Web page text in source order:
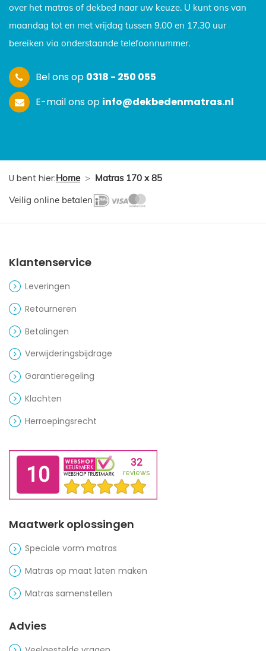
over het matras of dekbed naar uw keuze. U kunt ons van
maandag tot en met vrijdag tussen 9.00 en 17.30 uur
bereiken via onderstaande telefoonnummer.
Bel ons op 0318 - 250 055
E-mail ons op info@dekbedenmatras.nl
U bent hier:Home > Matras 170 x 85
Veilig online betalen
Klantenservice
Leveringen
Retourneren
Betalingen
Verwijderingsbijdrage
Garantieregeling
Klachten
Herroepingsrecht
Maatwerk oplossingen
Speciale vorm matras
Matras op maat laten maken
Matras samenstellen
Advies